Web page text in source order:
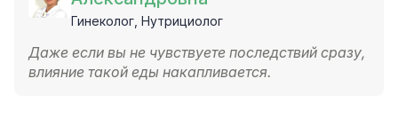
Гинеколог, Нутрициолог
Даже если вы не чувствуете последствий сразу,
влияние такой еды накапливается.